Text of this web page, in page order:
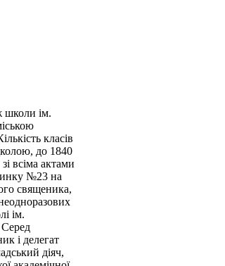
школи ім.
класів
до 1840
всіма актами
№23 на
священика,
ім.
Серед
і делегат
діяч,